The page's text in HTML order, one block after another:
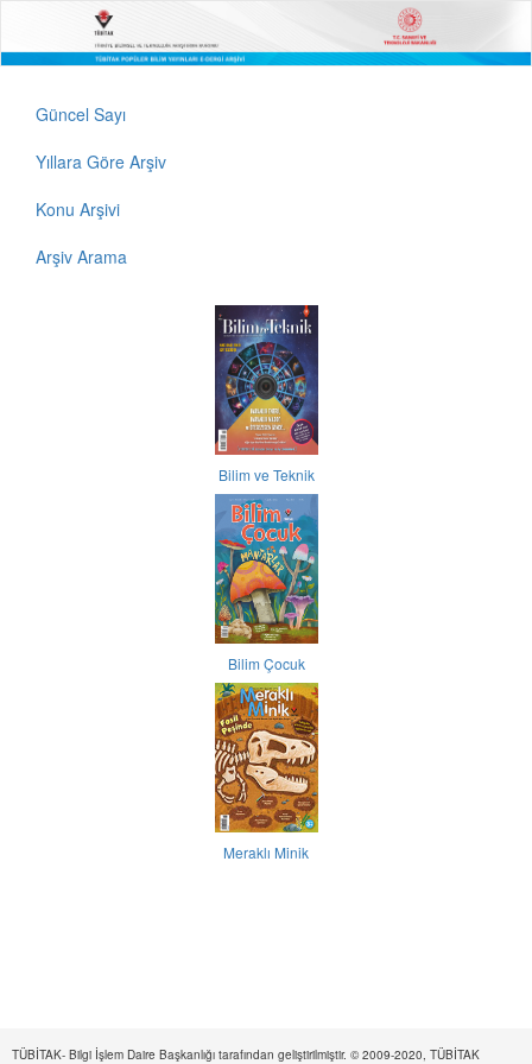
Güncel Sayı
Yıllara Göre Arşiv
Konu Arşivi
Arşiv Arama
Bilim ve Teknik
Bilim Çocuk
Meraklı Minik
TÜBİTAK- Bilgi İşlem Daire Başkanlığı tarafından geliştirilmiştir. © 2009-2020, TÜBİTAK